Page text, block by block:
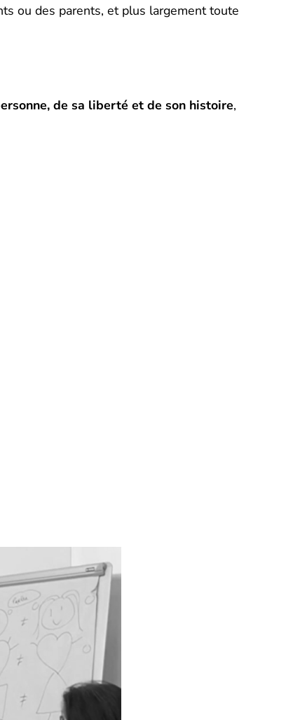
ou des parents, et plus largement toute
de sa liberté et de son histoire,